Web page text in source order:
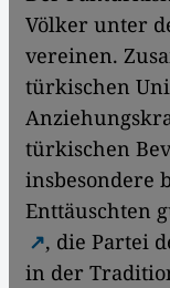
Völker unter
vereinen.
türkischen
türkischen
insbesondere
Enttäuschten
, die Partei
in der